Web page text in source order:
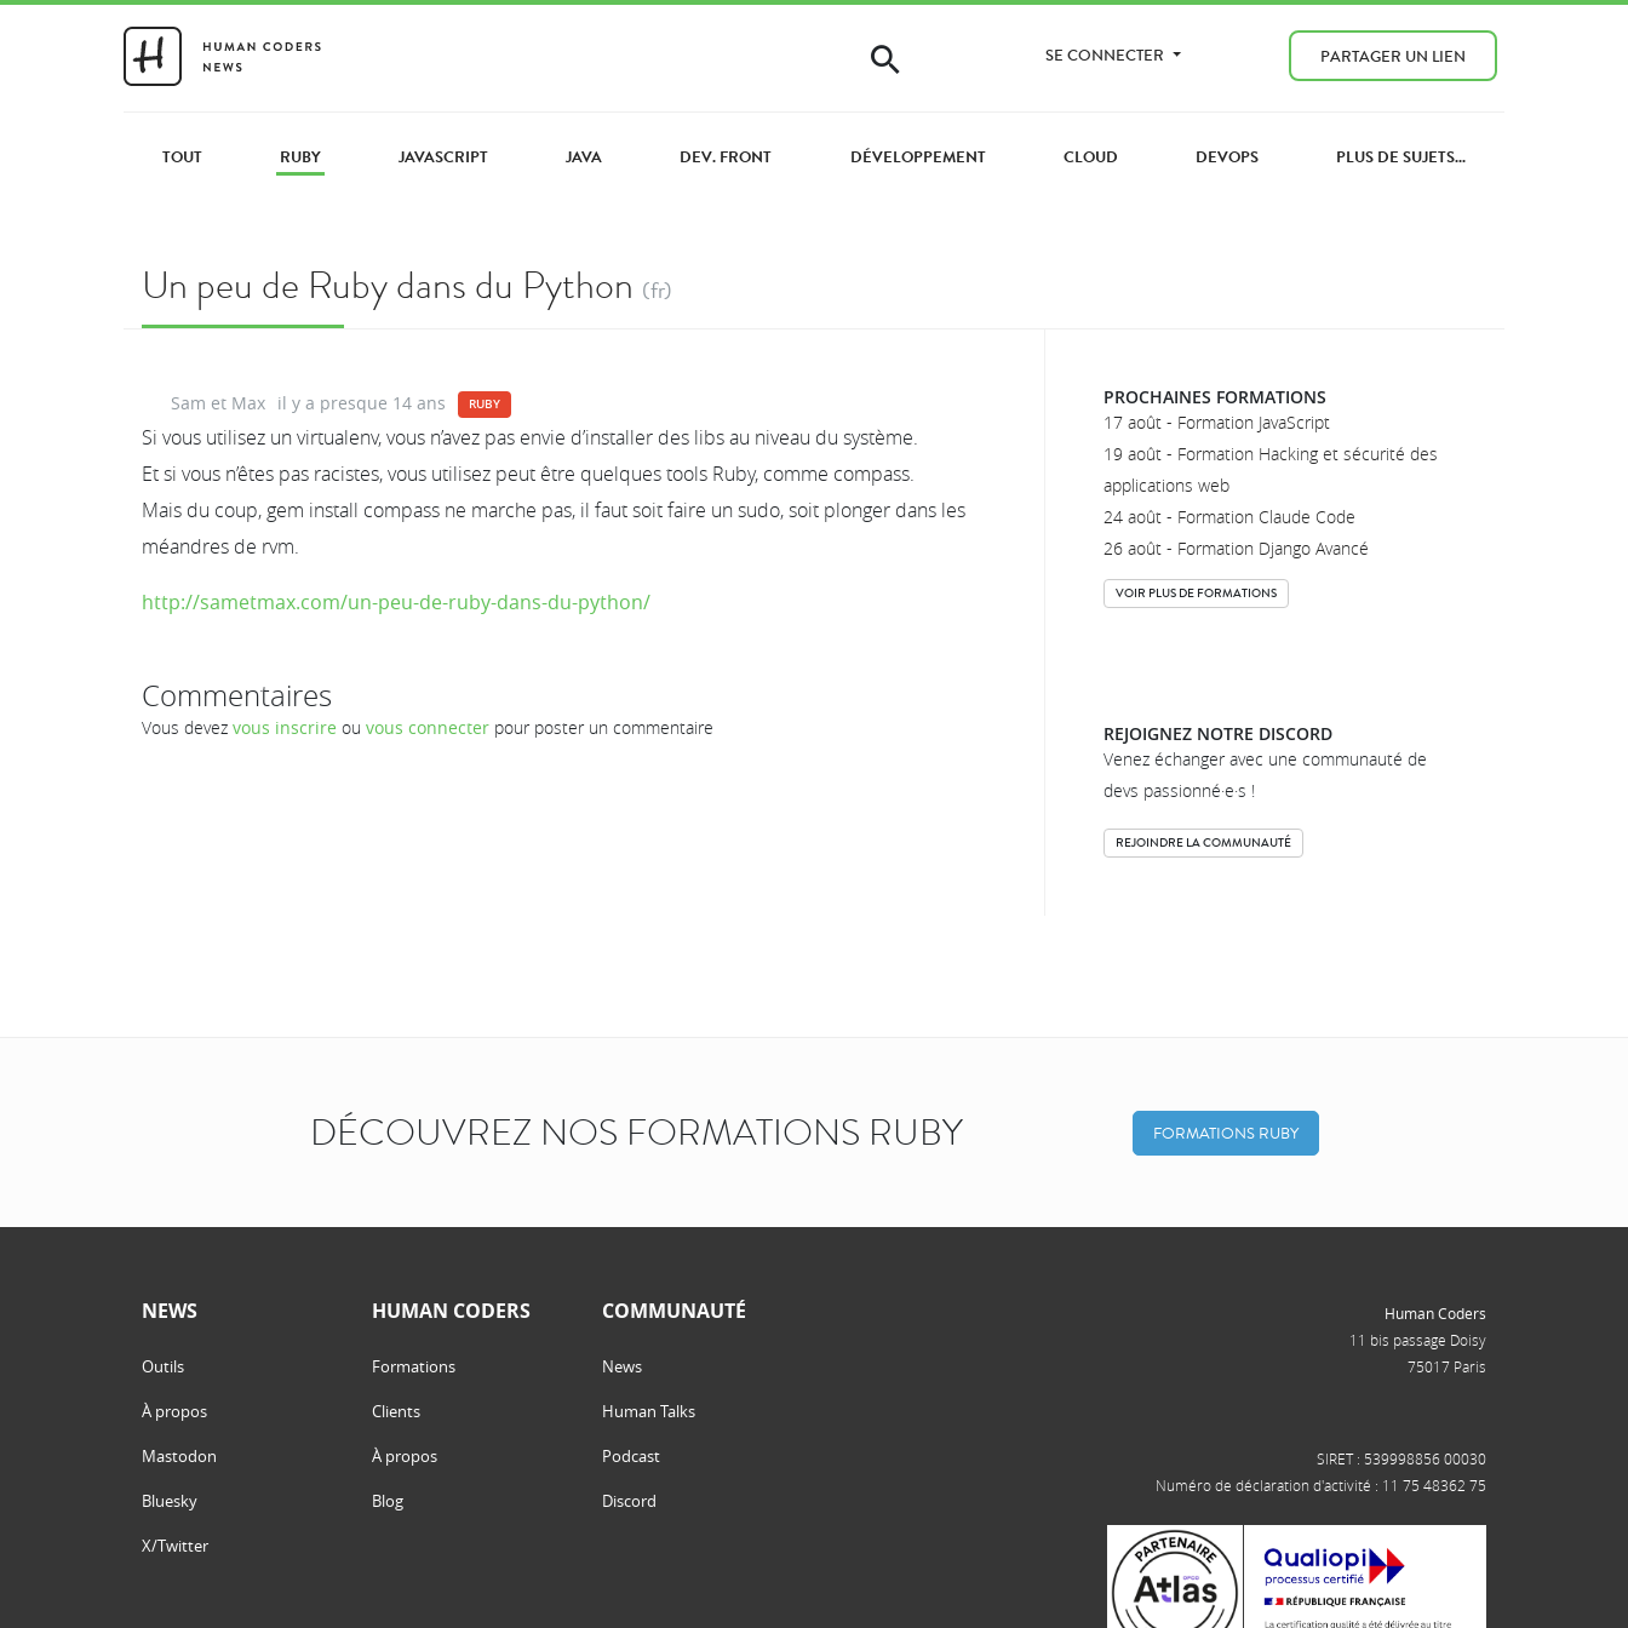
SE CONNECTER PARTAGER UN LIEN
TOUT RUBY JAVASCRIPT JAVA DEV. FRONT DÉVELOPPEMENT CLOUD DEVOPS PLUS DE SUJETS...
Un peu de Ruby dans du Python (fr)
Sam et Max il y a presque 14 ans RUBY
Si vous utilisez un virtualenv, vous n’avez pas envie d’installer des libs au niveau du système.
Et si vous n’êtes pas racistes, vous utilisez peut être quelques tools Ruby, comme compass.
Mais du coup, gem install compass ne marche pas, il faut soit faire un sudo, soit plonger dans les
méandres de rvm.
http://sametmax.com/un-peu-de-ruby-dans-du-python/
Commentaires
Vous devez vous inscrire ou vous connecter pour poster un commentaire
PROCHAINES FORMATIONS
17 août - Formation JavaScript
19 août - Formation Hacking et sécurité des
applications web
24 août - Formation Claude Code
26 août - Formation Django Avancé
VOIR PLUS DE FORMATIONS
REJOIGNEZ NOTRE DISCORD
Venez échanger avec une communauté de
devs passionné·e·s !
REJOINDRE LA COMMUNAUTÉ
DÉCOUVREZ NOS FORMATIONS RUBY FORMATIONS RUBY
NEWS
Outils
À propos
Mastodon
Bluesky
X/Twitter
HUMAN CODERS
Formations
Clients
À propos
Blog
COMMUNAUTÉ
News
Human Talks
Podcast
Discord
Human Coders
11 bis passage Doisy
75017 Paris
SIRET : 539998856 00030
Numéro de déclaration d'activité : 11 75 48362 75